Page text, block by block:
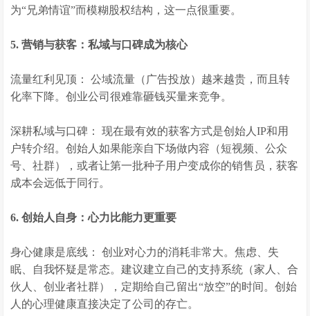
为“兄弟情谊”而模糊股权结构，这一点很重要。
5. 营销与获客：私域与口碑成为核心
流量红利见顶： 公域流量（广告投放）越来越贵，而且转
化率下降。创业公司很难靠砸钱买量来竞争。
深耕私域与口碑： 现在最有效的获客方式是创始人IP和用
户转介绍。创始人如果能亲自下场做内容（短视频、公众
号、社群），或者让第一批种子用户变成你的销售员，获客
成本会远低于同行。
6. 创始人自身：心力比能力更重要
身心健康是底线： 创业对心力的消耗非常大。焦虑、失
眠、自我怀疑是常态。建议建立自己的支持系统（家人、合
伙人、创业者社群），定期给自己留出“放空”的时间。创始
人的心理健康直接决定了公司的存亡。